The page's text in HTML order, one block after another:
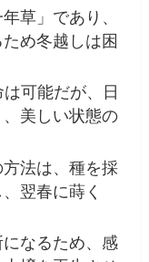
草」であり、
め冬越しは困
可能だが、日
美しい状態の
法は、種を採
翌春に蒔く
なるため、感